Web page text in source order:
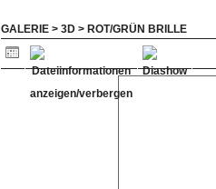
GALERIE > 3D > ROT/GRÜN BRILLE